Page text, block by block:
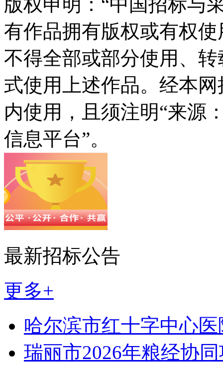
有作品拥有版权或有权
不得全部或部分使用、
式使用上述作品。经本
内使用，且须注明“来源
信息平台”。
最新招标公告
更多+
哈尔滨市红十字中心
瑞丽市2026年粮经协